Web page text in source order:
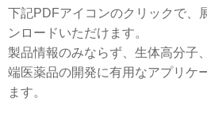
下記PDFアイコンのクリックで、
ンロードいただけます。
製品情報のみならず、生体高分子
端医薬品の開発に有用なアプリケ
ます。